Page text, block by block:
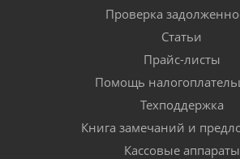
Проверка
Статьи
Прайс-листы
Помощь
Техподдержка
Книга замечаний и
Кассовые аппараты